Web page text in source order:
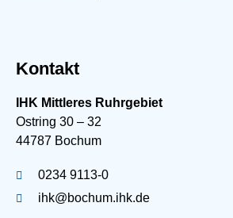
Kontakt
IHK Mittleres Ruhrgebiet
Ostring 30 – 32
44787 Bochum
0234 9113-0
ihk@bochum.ihk.de